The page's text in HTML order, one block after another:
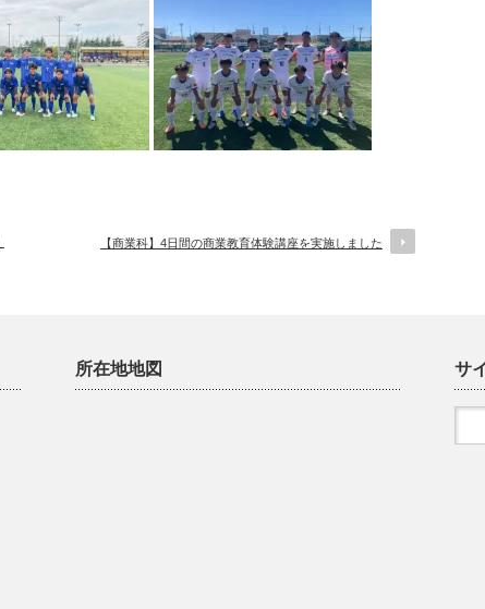
【商業科】4日間の商業教育体験講座を実施しました
所在地地図 サ